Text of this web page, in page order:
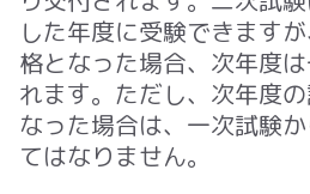
した年度に受験できます
格となった場合、次年度
れます。ただし、次年度
なった場合は、一次試験
てはなりません。